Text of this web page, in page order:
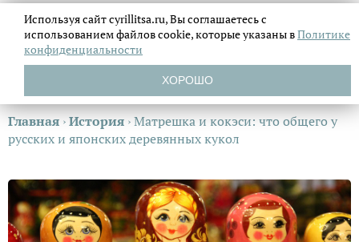
Главная ›История ›Матрешка и кокэси: что общего у
русских и японских деревянных кукол
Используя сайт cyrillitsa.ru, Вы соглашаетесь с
использованием файловcookie, которые указаны вПолитике
конфиденциальности
ХОРОШО